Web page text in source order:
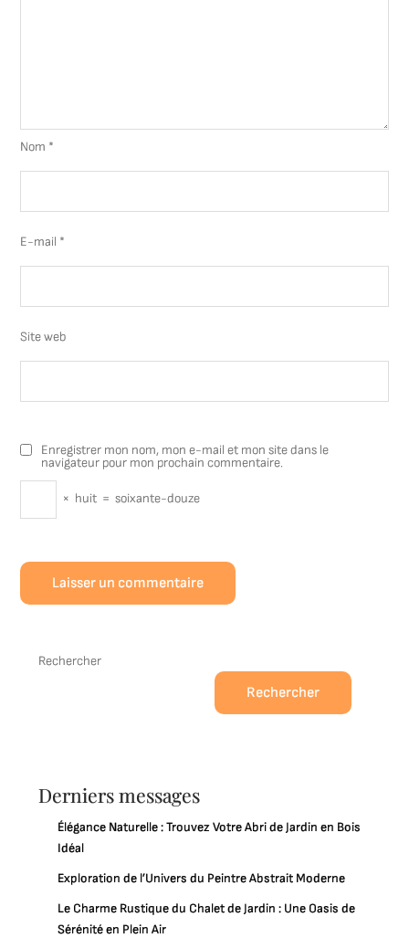
Nom *
E-mail *
Site web
Enregistrer mon nom, mon e-mail et mon site dans le
navigateur pour mon prochain commentaire.
× huit = soixante-douze
Rechercher
Rechercher
Derniers messages
Élégance Naturelle : Trouvez Votre Abri de Jardin en Bois
Idéal
Exploration de l’Univers du Peintre Abstrait Moderne
Le Charme Rustique du Chalet de Jardin : Une Oasis de
Sérénité en Plein Air